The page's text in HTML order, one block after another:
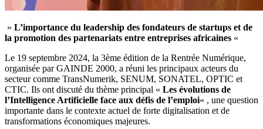
» L’importance du leadership des fondateurs de startups et de
la promotion des partenariats entre entreprises africaines «
Le 19 septembre 2024, la 3ème édition de la Rentrée Numérique,
organisée par GAINDE 2000, a réuni les principaux acteurs du
secteur comme TransNumerik, SENUM, SONATEL, OPTIC et
CTIC. Ils ont discuté du thème principal « Les évolutions de
l’Intelligence Artificielle face aux défis de l’emploi« , une question
importante dans le contexte actuel de forte digitalisation et de
transformations économiques majeures.